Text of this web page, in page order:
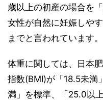
歳以上の初産の場合を
女性が自然に妊娠しや
までと言われています。
体重に関しては、日本
指数(BMI)が「18.5未満
満」を標準、「25.0以